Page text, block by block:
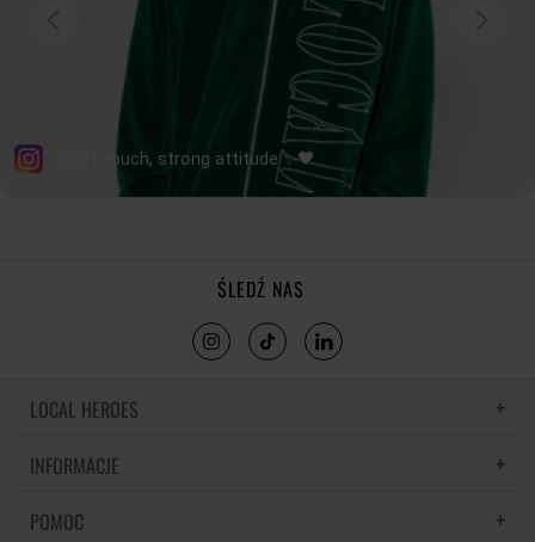
ŚLEDŹ NAS
LOCAL HEROES
LH MEMORIES
INFORMACJE
POLITYKA PRYWATNOŚCI
POMOC